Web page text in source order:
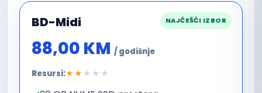
NAJČEŠĆI IZBOR
BD-Midi
88,00 KM / godišnje
Resursi:★★ ★★★